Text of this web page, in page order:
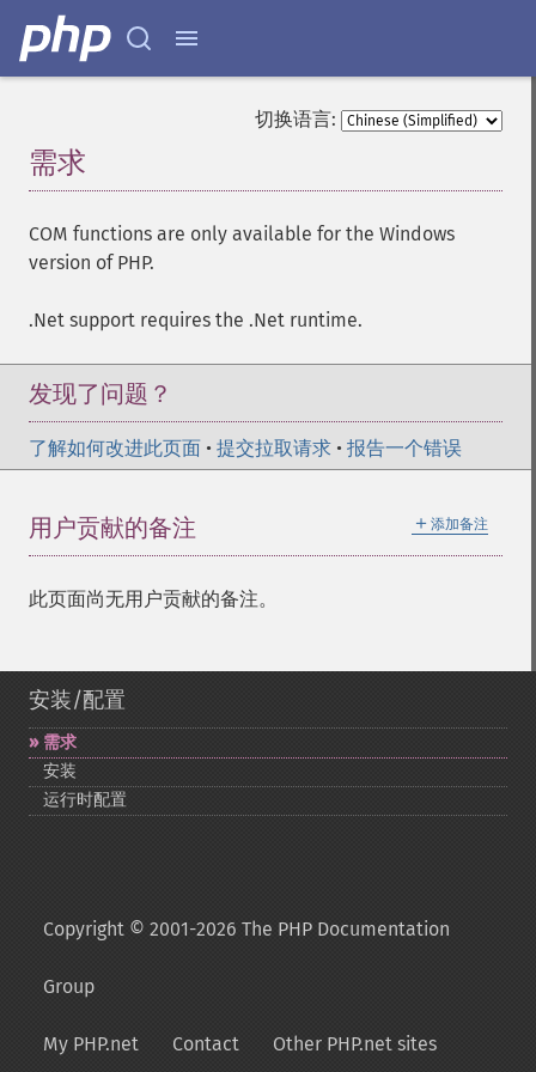
切换语言:
需求
COM functions are only available for the Windows
version of PHP.
.Net support requires the .Net runtime.
发现了问题？
了解如何改进此页面 • 提交拉取请求 • 报告一个错误
＋ 添加备注
用户贡献的备注
此页面尚无用户贡献的备注。
安装/配置
需求
安装
运行时配置
Copyright © 2001-2026 The PHP Documentation
Group
My PHP.net Contact Other PHP.net sites